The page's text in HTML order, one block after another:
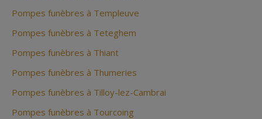
Pompes funèbres à Templeuve
Pompes funèbres à Teteghem
Pompes funèbres à Thiant
Pompes funèbres à Thumeries
Pompes funèbres à Tilloy-lez-Cambrai
Pompes funèbres à Tourcoing